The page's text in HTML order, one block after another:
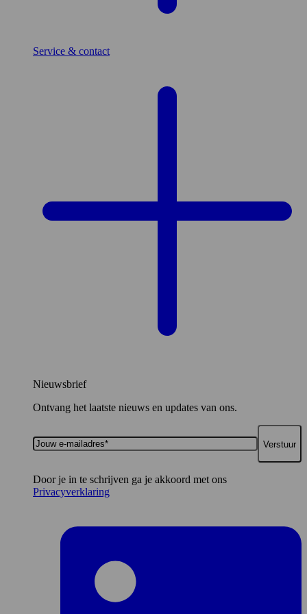
Service & contact
Nieuwsbrief
Ontvang het laatste nieuws en updates van ons.
Jouw
e-
Door je in te schrijven ga je akkoord met ons
Privacyverklaring